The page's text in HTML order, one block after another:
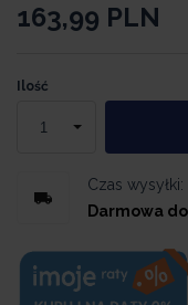
163,99 PLN
Ilość
Czas wysyłki:
Darmowa